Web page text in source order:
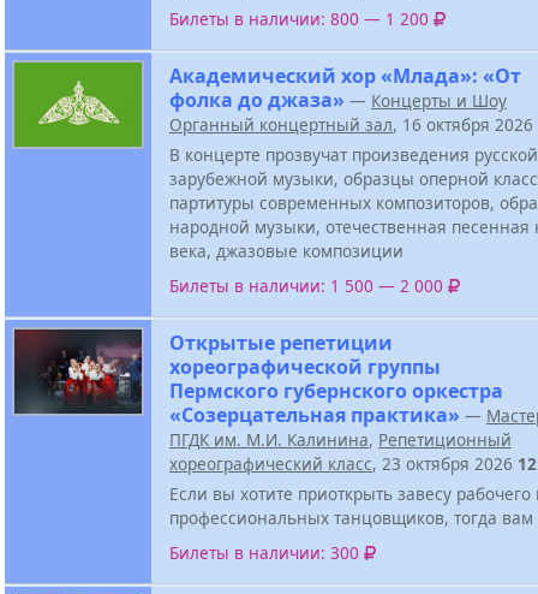
Билеты в наличии: 800 — 1 200
Академический хор «Млада»: «От
фолка до джаза» — Концерты и Шоу
Органный концертный зал, 16 октября 2026
В концерте прозвучат произведения
зарубежной музыки, образцы оперной
партитуры современных композиторов,
народной музыки, отечественная песенная
века, джазовые композиции
Билеты в наличии: 1 500 — 2 000
Открытые репетиции
хореографической группы
Пермского губернского оркестра
«Созерцательная практика» —
ПГДК им. М.И. Калинина, Репетиционный
хореографический класс, 23 октября 2026
Если вы хотите приоткрыть завесу рабочего
профессиональных танцовщиков, тогда
Билеты в наличии: 300